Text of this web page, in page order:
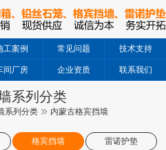
工案例 常见问题 技术支持
间厂房 企业资质 联系我们
系列分类
系列分类 内蒙古格宾挡墙
格宾挡墙 雷诺护垫